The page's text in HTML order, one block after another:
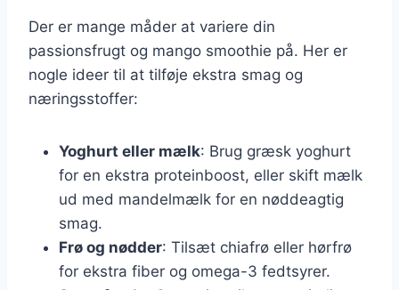
Der er mange måder at variere din
passionsfrugt og mango smoothie på. Her er
nogle ideer til at tilføje ekstra smag og
næringsstoffer:
Yoghurt eller mælk: Brug græsk yoghurt
for en ekstra proteinboost, eller skift mælk
ud med mandelmælk for en nøddeagtig
smag.
Frø og nødder: Tilsæt chiafrø eller hørfrø
for ekstra fiber og omega-3 fedtsyrer.